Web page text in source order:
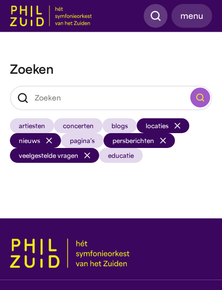
Zoeken
menu
Zoeken
Zoeken
artiesten concerten blogs locaties
nieuws pagina’s persberichten
veelgestelde vragen educatie